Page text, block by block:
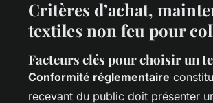
Critères d’achat,
textiles non feu pour
Facteurs clés pour choisir un
Conformité réglementaire
recevant du public doit présenter